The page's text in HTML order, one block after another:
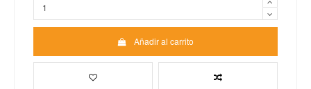
Añadir al carrito